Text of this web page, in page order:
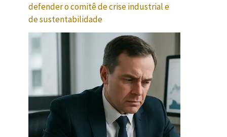
defender o comitê de crise industrial e
de sustentabilidade